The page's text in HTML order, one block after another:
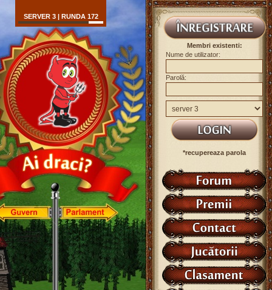
SERVER 3 | RUNDA 172
Membri existenti:
Nume de utilizator:
Parolă:
*recupereaza parola